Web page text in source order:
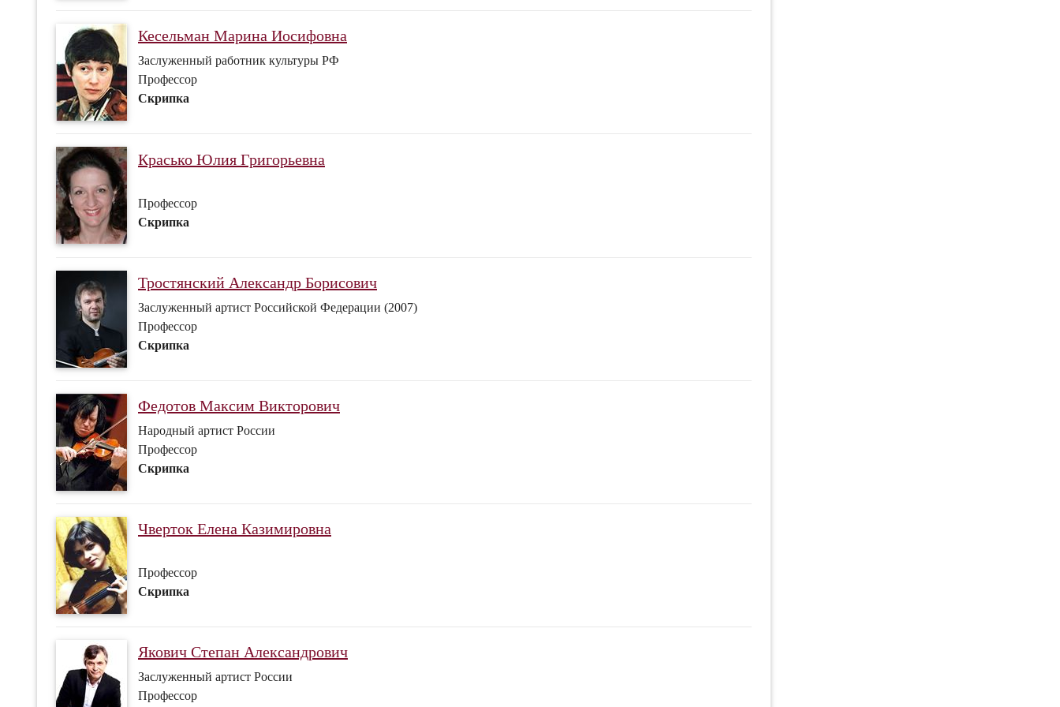
Кесельман Марина Иосифовна
Заслуженный работник культуры РФ
Профессор
Скрипка
Красько Юлия Григорьевна
Профессор
Скрипка
Тростянский Александр Борисович
Заслуженный артист Российской Федерации (2007)
Профессор
Скрипка
Федотов Максим Викторович
Народный артист России
Профессор
Скрипка
Чверток Елена Казимировна
Профессор
Скрипка
Якович Степан Александрович
Заслуженный артист России
Профессор